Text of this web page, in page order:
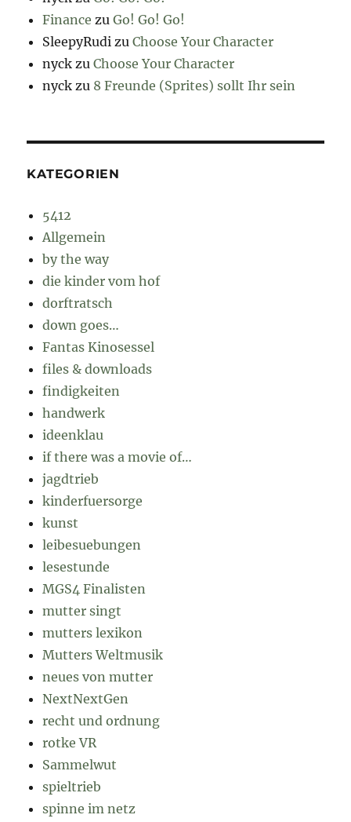
Finance zuGo! Go! Go!
SleepyRudi zuChoose Your Character
nyck zuChoose Your Character
nyck zu 8 Freunde (Sprites) sollt Ihr sein
KATEGORIEN
5412
Allgemein
by the way
die kinder vom hof
dorftratsch
down goes…
Fantas Kinosessel
files & downloads
findigkeiten
handwerk
ideenklau
if there was a movie of…
jagdtrieb
kinderfuersorge
kunst
leibesuebungen
lesestunde
MGS4 Finalisten
mutter singt
mutters lexikon
Mutters Weltmusik
neues von mutter
NextNextGen
recht und ordnung
rotke VR
Sammelwut
spieltrieb
spinne im netz